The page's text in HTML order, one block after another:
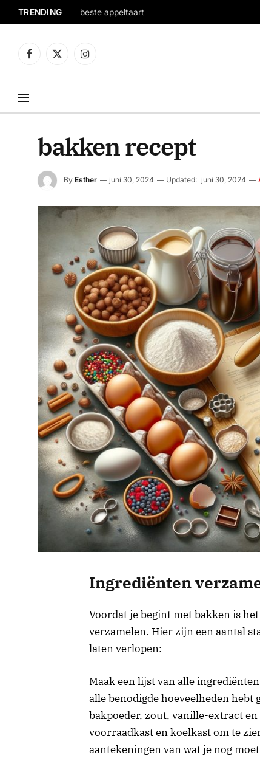
TRENDING beste appeltaart
Facebook
X
Instagram
bakken recept
By Esther juni 30, 2024 Updated: juni 30, 2024
Ingrediënten
Voordat je begint met bakken is
verzamelen. Hier zijn een aantal
laten verlopen:
Maak een lijst van alle
alle benodigde hoeveelheden hebt
bakpoeder, zout, vanille-extract
voorraadkast en koelkast om te
aantekeningen van wat je nog